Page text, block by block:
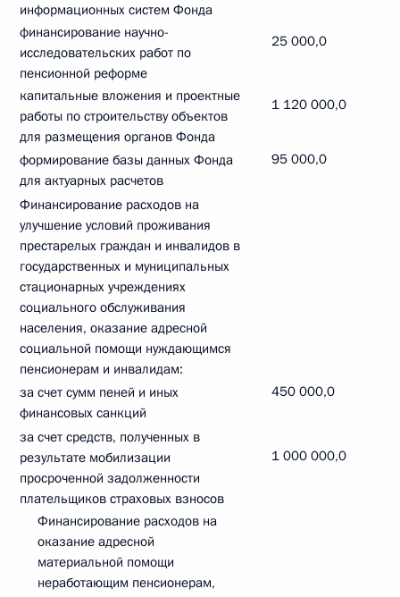
информационных систем Фонда
финансирование научно-
исследовательских работ по
пенсионной реформе
25 000,0
капитальные вложения и проектные
работы по строительству объектов
для размещения органов Фонда
1 120 000,0
формирование базы данных Фонда
для актуарных расчетов
95 000,0
Финансирование расходов на
улучшение условий проживания
престарелых граждан и инвалидов в
государственных и муниципальных
стационарных учреждениях
социального обслуживания
населения, оказание адресной
социальной помощи нуждающимся
пенсионерам и инвалидам:
за счет сумм пеней и иных
финансовых санкций
450 000,0
за счет средств, полученных в
результате мобилизации
просроченной задолженности
плательщиков страховых взносов
1 000 000,0
Финансирование расходов на
оказание адресной
материальной помощи
неработающим пенсионерам,